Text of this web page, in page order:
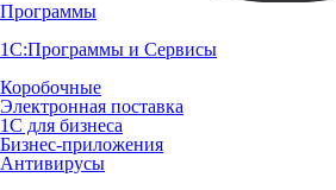
Программы
1С:Программы и Сервисы
Коробочные
Электронная поставка
1С для бизнеса
Бизнес-приложения
Антивирусы